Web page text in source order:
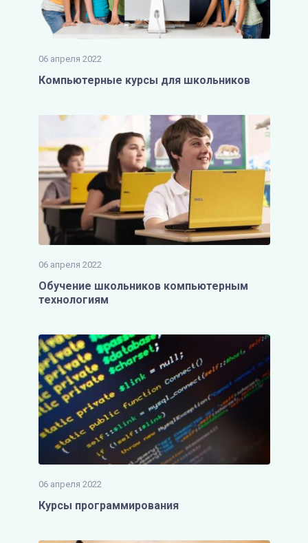
06 апреля 2022
Компьютерные курсы для школьников
06 апреля 2022
Обучение школьников компьютерным
технологиям
06 апреля 2022
Курсы программирования